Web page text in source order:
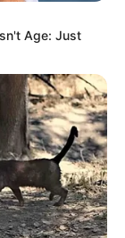
a situação de
política de saúde
Art. 1°da Lei nº
Saúde formular
de saúde
tendo como
Age: Just